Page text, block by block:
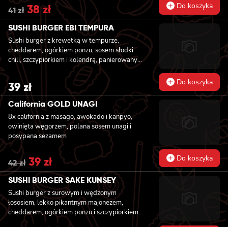
41zł Original
price
was:
41 zł.
38zł Current
price
is:
38 zł.
Do koszyka
SUSHI BURGER EBI TEMPURA
Sushi burger z krewetką w tempurze,
cheddarem, ogórkiem ponzu, sosem słodki
chili, szczypiorkiem i kolendrą, panierowany
w chrupiącej panko
39zł Do koszyka
California GOLD UNAGI
8x california z masago, awokado i kanpyo,
owinięta węgorzem, polana sosem unagi i
posypana sezamem
42zł Original
price
was:
42 zł.
39 zł Current
price
is:
39 zł.
Do koszyka
SUSHI BURGER SAKE KUNSEY
Sushi burger z surowym i wędzonym
łososiem, lekko pikantnym majonezem,
cheddarem, ogórkiem ponzu i szczypiorkiem,
panierowany w chrupiącej panko